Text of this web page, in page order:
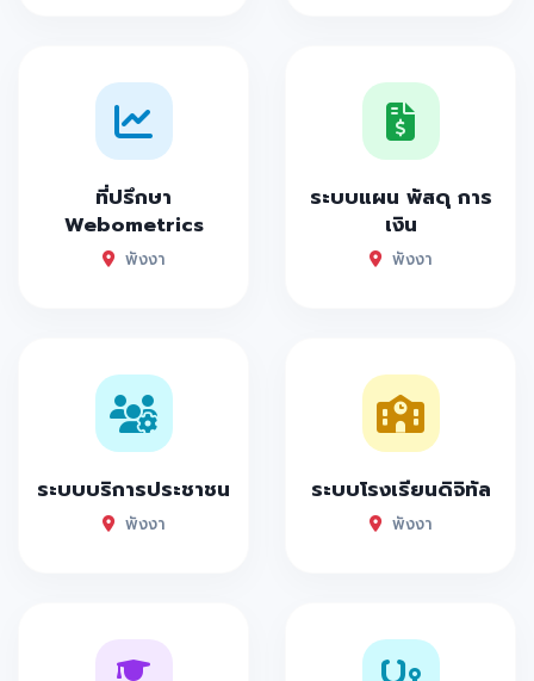
ที่ปรึกษา
Webometrics
พังงา
ระบบแผน พัสดุ การ
เงิน
พังงา
ระบบบริการประชาชน
พังงา
ระบบโรงเรียนดิจิทัล
พังงา